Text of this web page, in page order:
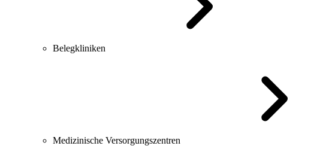
Belegkliniken
Medizinische Versorgungszentren